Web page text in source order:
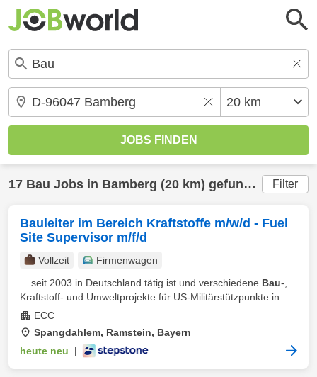
17 Bau Jobs in Bamberg (20 km) gefunden Filter
Bauleiter im Bereich Kraftstoffe m/w/d - Fuel
Site Supervisor m/f/d
Vollzeit
Firmenwagen
... seit 2003 in Deutschland tätig ist und verschiedene Bau-,
Kraftstoff- und Umweltprojekte für US-Militärstützpunkte in ...
ECC
Spangdahlem, Ramstein, Bayern
heute neu